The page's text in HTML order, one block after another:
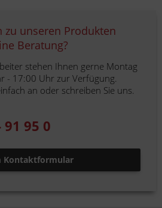
zu unseren Produkten
Beratung?
stehen Ihnen gerne Montag
- 17:00 Uhr zur Verfügung.
an oder schreiben Sie uns.
91 95 0
Kontaktformular